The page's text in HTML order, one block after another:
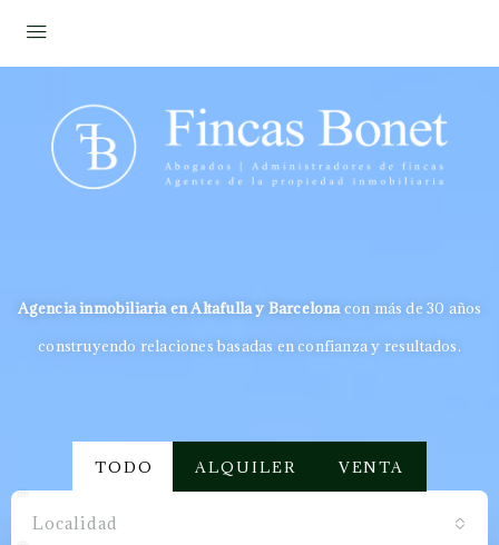
Agencia inmobiliaria en Altafulla y Barcelonacon más de 30 años
construyendo relaciones basadas en confianza y resultados.
TODO ALQUILER VENTA
Localidad